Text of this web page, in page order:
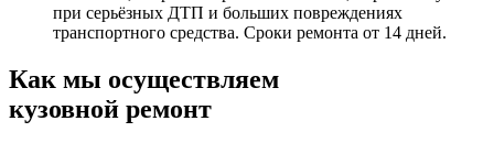
при серьёзных ДТП и больших повреждениях
транспортного средства. Сроки ремонта от 14 дней.
Как мы осуществляем
кузовной ремонт